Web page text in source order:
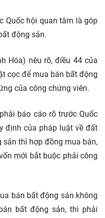
Quốc hội quan tâm là góp
động sản.
Hóa) nêu rõ, điều 44 của
cọc để mua bán bất động
của công chứng viên.
báo cáo rõ trước Quốc
định của pháp luật về đất
sản thì hợp đồng mua bán,
mới bắt buộc phải công
bán bất động sản không
bất động sản, thì phải